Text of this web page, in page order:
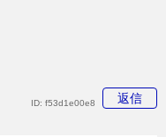
返信
ID: f53d1e00e8